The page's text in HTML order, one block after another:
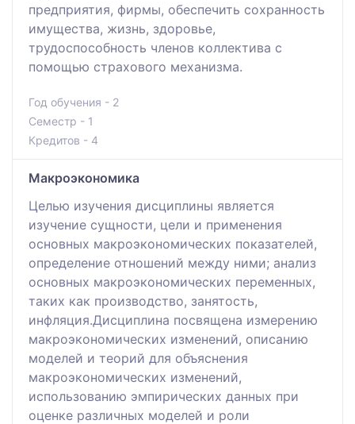
предприятия, фирмы, обеспечить сохранность
имущества, жизнь, здоровье,
трудоспособность членов коллектива с
помощью страхового механизма.
Год обучения - 2
Семестр - 1
Кредитов - 4
Макроэкономика
Целью изучения дисциплины является
изучение сущности, цели и применения
основных макроэкономических показателей,
определение отношений между ними; анализ
основных макроэкономических переменных,
таких как производство, занятость,
инфляция.Дисциплина посвящена измерению
макроэкономических изменений, описанию
моделей и теорий для объяснения
макроэкономических изменений,
использованию эмпирических данных при
оценке различных моделей и роли